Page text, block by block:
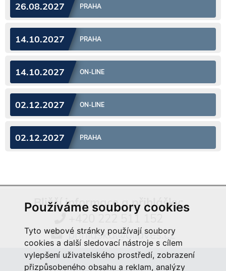
Používáme soubory cookies
Tyto webové stránky používají soubory
cookies a další sledovací nástroje s cílem
vylepšení uživatelského prostředí, zobrazení
přizpůsobeného obsahu a reklam, analýzy
26.08.2027 PRAHA
14.10.2027 PRAHA
14.10.2027 ON-LINE
02.12.2027 ON-LINE
02.12.2027 PRAHA
Bližší informace a přihlášky:
+420 222 511 152
prihlaska@aliaves.cz